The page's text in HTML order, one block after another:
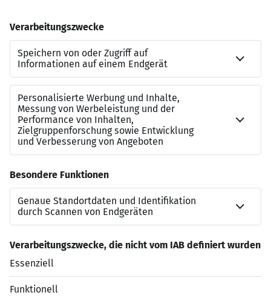
Bewerbung!
Kontakt
Silas Bauer
Referenznummer
JN-062026-7034649
Beraterkontakt
+49711722317021